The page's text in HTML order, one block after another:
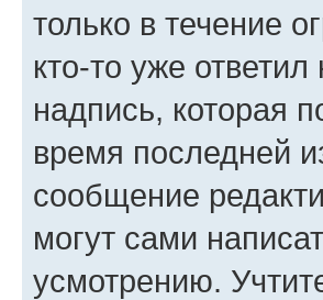
только в течение
кто-то уже
надпись, которая
время последней
сообщение
могут сами
усмотрению.